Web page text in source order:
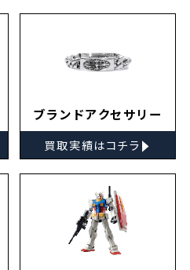
ブランドアクセサリー
買取実績はコチラ ▸